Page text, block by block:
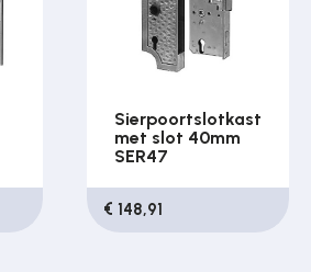
Sierpoortslotkast
met slot 40mm
SER47
€ 148,91